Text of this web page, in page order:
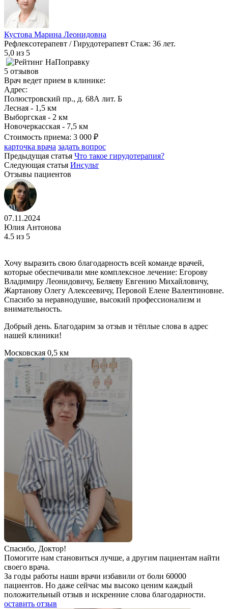
Кустова Марина Леонидовна
Рефлексотерапевт / Гирудотерапевт Стаж: 36 лет.
5,0 из 5
5 отзывов
Врач ведет прием в клинике:
Адрес:
Полюстровский пр., д. 68А лит. Б
Лесная - 1,5 км
Выборгская - 2 км
Новочеркасская - 7,5 км
Стоимость приема: 3 000 ₽
карточка врача задать вопрос
Предыдущая статья Что такое гирудотерапия?
Следующая статья Инсульт
Отзывы пациентов
07.11.2024
Юлия Антонова
4.5 из 5
Хочу выразить свою благодарность всей команде врачей,
которые обеспечивали мне комплексное лечение: Егорову
Владимиру Леонидовичу, Беляеву Евгению Михайловичу,
Жартанову Олегу Алексеевичу, Перовой Елене Валентиновне.
Спасибо за неравнодушие, высокий профессионализм и
внимательность.
Добрый день. Благодарим за отзыв и тёплые слова в адрес
нашей клиники!
Московская 0,5 км
Спаcибо, Доктор!
Помогите нам становиться лучше, а другим пациентам найти
своего врача.
За годы работы наши врачи избавили от боли 60000
пациентов. Но даже сейчас мы высоко ценим каждый
положительный отзыв и искренние слова благодарности.
оставить отзыв